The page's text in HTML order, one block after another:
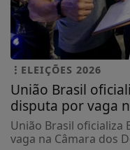
ELEIÇÕES 2026
União Brasil
disputa por vaga
União Brasil oficializa
vaga na Câmara dos